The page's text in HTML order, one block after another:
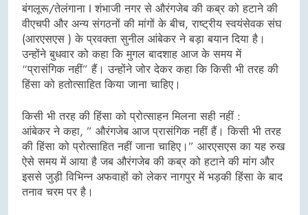
बंगलूरू/तेलंगाना I शंभाजी नगर से औरंगजेब की कब्र को हटाने की
वीएचपी और अन्य संगठनों की मांगों के बीच, राष्ट्रीय स्वयंसेवक संघ
(आरएसएस ) के प्रवक्ता सुनील आंबेकर ने बड़ा बयान दिया है।
उन्होंने बुधवार को कहा कि मुगल बादशाह आज के समय में
“प्रासंगिक नहीं” हैं। उन्होंने जोर देकर कहा कि किसी भी तरह की
हिंसा को हतोत्साहित किया जाना चाहिए।
किसी भी तरह की हिंसा को प्रोत्साहन मिलना सही नहीं :
आंबेकर ने कहा, ” औरंगजेब आज प्रासंगिक नहीं हैं। किसी भी तरह
की हिंसा को प्रोत्साहित नहीं जाना चाहिए।” आरएसएस का यह रुख
ऐसे समय में आया है जब औरंगजेब की कब्र को हटाने की मांग और
इससे जुड़ी विभिन्न अफवाहों को लेकर नागपुर में भड़की हिंसा के बाद
तनाव चरम पर है।